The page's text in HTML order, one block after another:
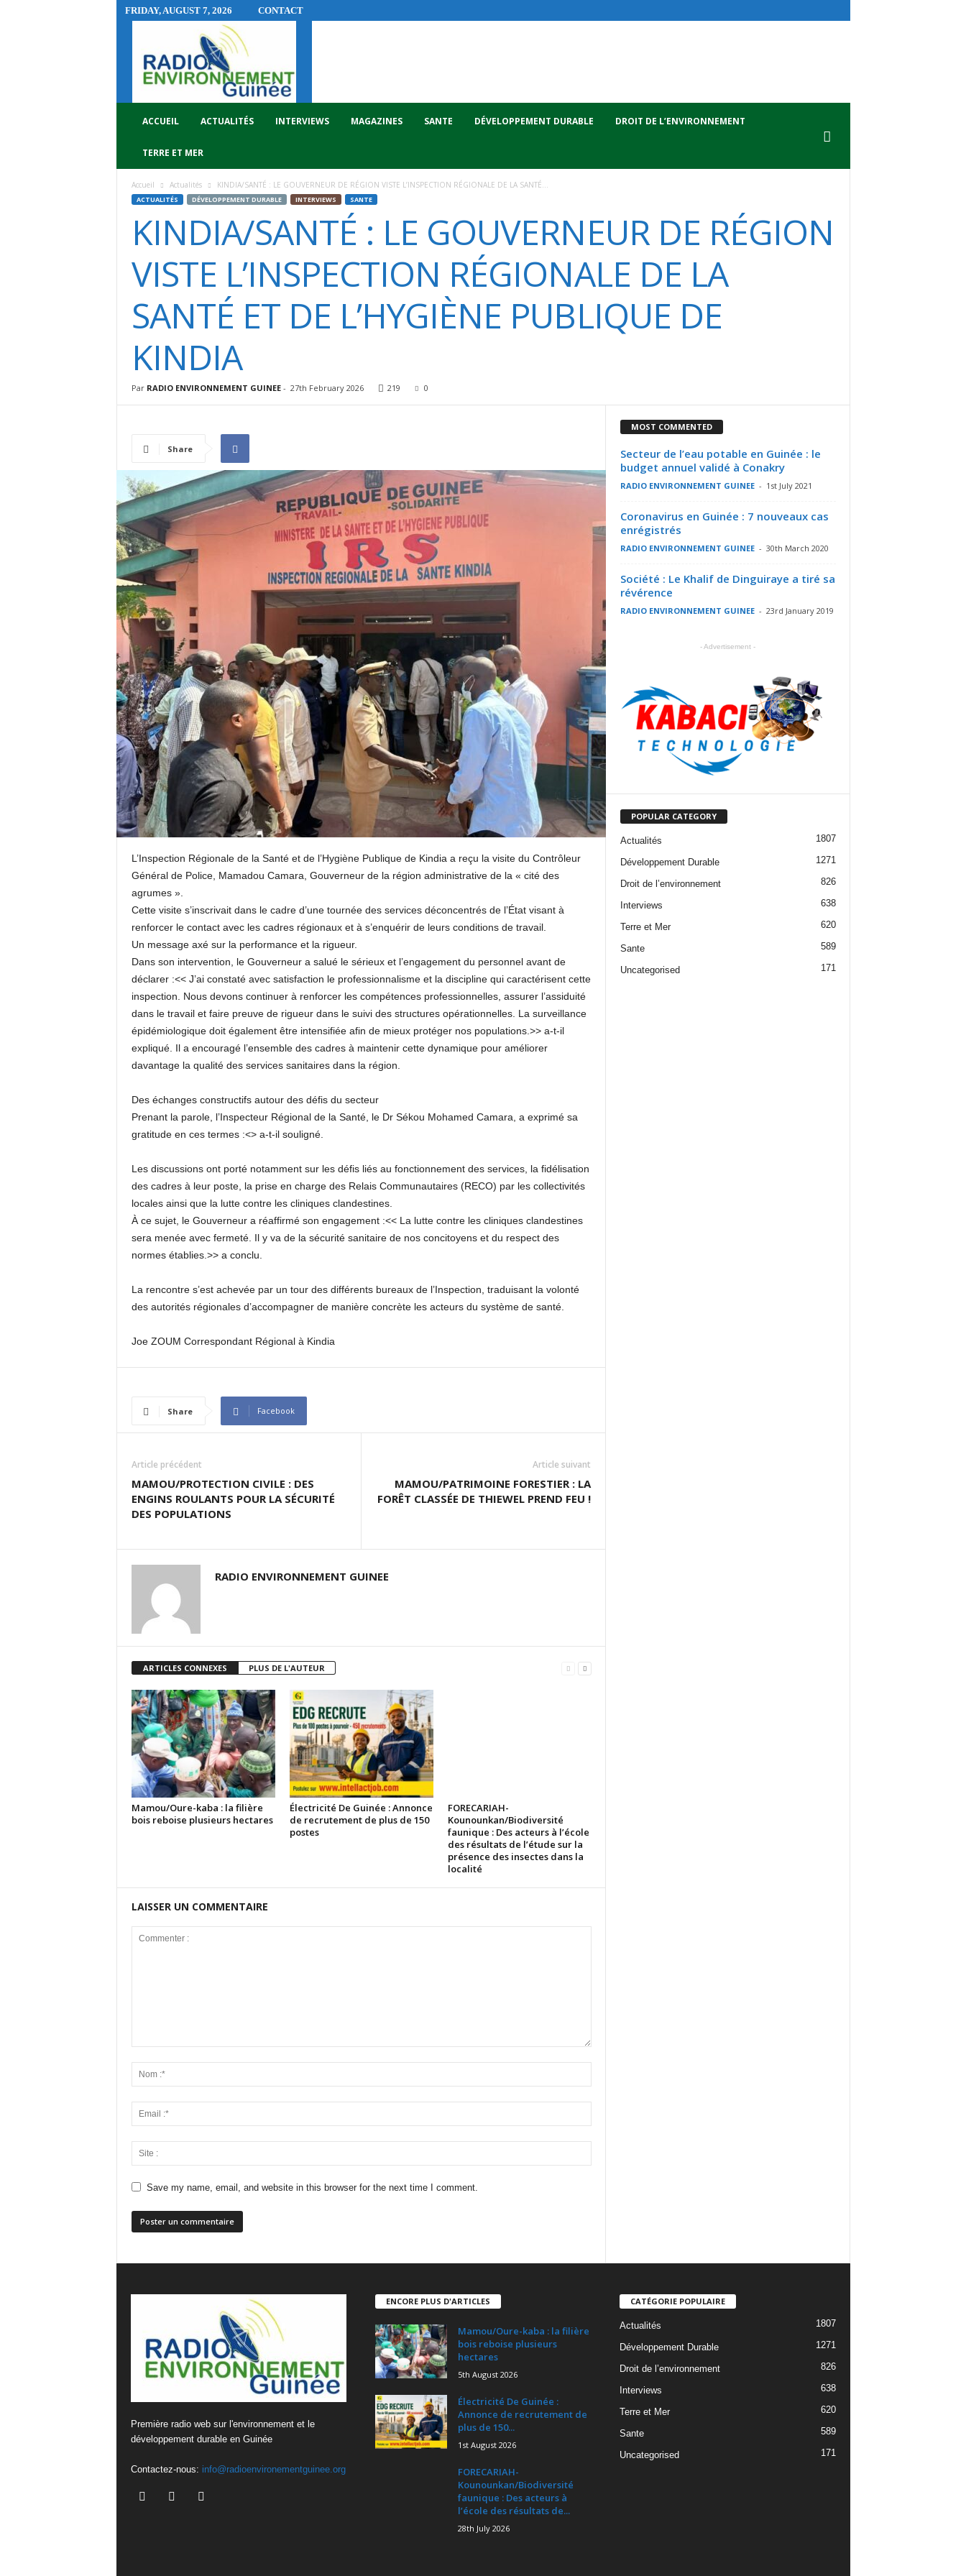
FRIDAY, AUGUST 7, 2026
CONTACT
E
ACCUEIL ACTUALITÉS INTERVIEWS MAGAZINES SANTE DÉVELOPPEMENT DURABLE DROIT DE L’ENVIRONNEMENT
TERRE ET MER
Accueil Actualités KINDIA/SANTÉ : LE GOUVERNEUR DE RÉGION VISTE L’INSPECTION RÉGIONALE DE LA SANTÉ...
ACTUALITÉS DÉVELOPPEMENT DURABLE INTERVIEWS SANTE
KINDIA/SANTÉ : LE GOUVERNEUR DE RÉGION
VISTE L’INSPECTION RÉGIONALE DE LA
SANTÉ ET DE L’HYGIÈNE PUBLIQUE DE
KINDIA
Par RADIO ENVIRONNEMENT GUINEE- 27th February 2026 219 0
Share
L’Inspection Régionale de la Santé et de l’Hygiène Publique de Kindia a reçu la visite du Contrôleur
Général de Police, Mamadou Camara, Gouverneur de la région administrative de la « cité des
agrumes ».
Cette visite s’inscrivait dans le cadre d’une tournée des services déconcentrés de l’État visant à
renforcer le contact avec les cadres régionaux et à s’enquérir de leurs conditions de travail.
Un message axé sur la performance et la rigueur.
Dans son intervention, le Gouverneur a salué le sérieux et l’engagement du personnel avant de
déclarer :<< J’ai constaté avec satisfaction le professionnalisme et la discipline qui caractérisent cette
inspection. Nous devons continuer à renforcer les compétences professionnelles, assurer l’assiduité
dans le travail et faire preuve de rigueur dans le suivi des structures opérationnelles. La surveillance
épidémiologique doit également être intensifiée afin de mieux protéger nos populations.>> a-t-il
expliqué. Il a encouragé l’ensemble des cadres à maintenir cette dynamique pour améliorer
davantage la qualité des services sanitaires dans la région.
Des échanges constructifs autour des défis du secteur
Prenant la parole, l’Inspecteur Régional de la Santé, le Dr Sékou Mohamed Camara, a exprimé sa
gratitude en ces termes :<> a-t-il souligné.
Les discussions ont porté notamment sur les défis liés au fonctionnement des services, la fidélisation
des cadres à leur poste, la prise en charge des Relais Communautaires (RECO) par les collectivités
locales ainsi que la lutte contre les cliniques clandestines.
À ce sujet, le Gouverneur a réaffirmé son engagement :<< La lutte contre les cliniques clandestines
sera menée avec fermeté. Il y va de la sécurité sanitaire de nos concitoyens et du respect des
normes établies.>> a conclu.
La rencontre s’est achevée par un tour des différents bureaux de l’Inspection, traduisant la volonté
des autorités régionales d’accompagner de manière concrète les acteurs du système de santé.
Joe ZOUM Correspondant Régional à Kindia
Share Facebook
Article précédent
MAMOU/PROTECTION CIVILE : DES
ENGINS ROULANTS POUR LA SÉCURITÉ
DES POPULATIONS
Article suivant
MAMOU/PATRIMOINE FORESTIER : LA
FORÊT CLASSÉE DE THIEWEL PREND FEU !
RADIO ENVIRONNEMENT GUINEE
ARTICLES CONNEXES PLUS DE L'AUTEUR
Mamou/Oure-kaba : la filière
bois reboise plusieurs hectares
Électricité De Guinée : Annonce
de recrutement de plus de 150
postes
FORECARIAH-
Kounounkan/Biodiversité
faunique : Des acteurs à l’école
des résultats de l’étude sur la
présence des insectes dans la
localité
LAISSER UN COMMENTAIRE
Save my name, email, and website in this browser for the next time I comment.
MOST COMMENTED
Secteur de l’eau potable en Guinée : le
budget annuel validé à Conakry
RADIO ENVIRONNEMENT GUINEE - 1st July 2021
Coronavirus en Guinée : 7 nouveaux cas
enrégistrés
RADIO ENVIRONNEMENT GUINEE - 30th March 2020
Société : Le Khalif de Dinguiraye a tiré sa
révérence
RADIO ENVIRONNEMENT GUINEE - 23rd January 2019
- Advertisement -
POPULAR CATEGORY
Actualités 1807
Développement Durable 1271
Droit de l’environnement 826
Interviews 638
Terre et Mer 620
Sante 589
Uncategorised 171
Première radio web sur l'environnement et le
développement durable en Guinée
Contactez-nous: info@radioenvironementguinee.org
ENCORE PLUS D'ARTICLES
Mamou/Oure-kaba : la filière
bois reboise plusieurs
hectares
5th August 2026
Électricité De Guinée :
Annonce de recrutement de
plus de 150...
1st August 2026
FORECARIAH-
Kounounkan/Biodiversité
faunique : Des acteurs à
l’école des résultats de...
28th July 2026
CATÉGORIE POPULAIRE
Actualités 1807
Développement Durable 1271
Droit de l’environnement 826
Interviews 638
Terre et Mer 620
Sante 589
Uncategorised 171